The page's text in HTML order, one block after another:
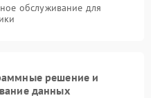
обслуживание для
решение и
данных